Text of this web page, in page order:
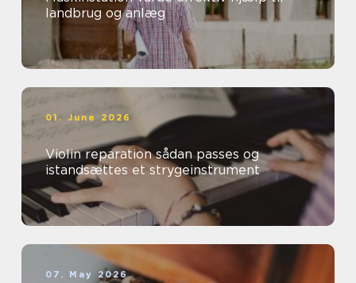
landbrug og anlæg
01. June 2026
Violin reparation sådan passes og
istandsættes et strygeinstrument
07. May 2026